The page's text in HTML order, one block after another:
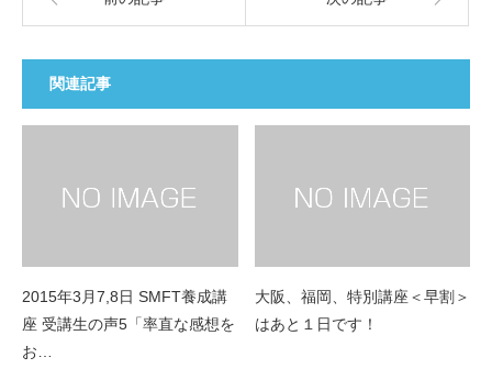
関連記事
2015年3月7,8日 SMFT養成講
座 受講生の声5「率直な感想を
お…
大阪、福岡、特別講座＜早割＞
はあと１日です！